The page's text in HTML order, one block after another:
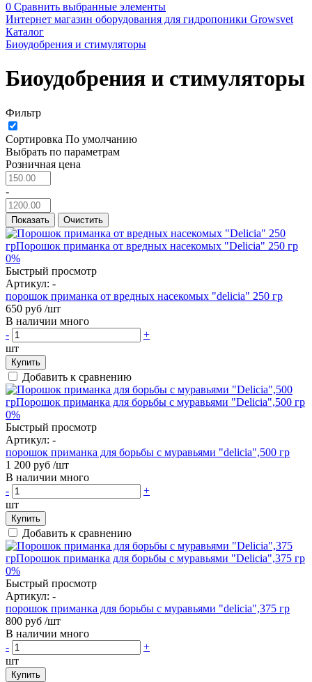
0 Сравнить выбранные элементы
Интернет магазин оборудования для гидропоники Growsvet
Каталог
Биоудобрения и стимуляторы
Биоудобрения и стимуляторы
Фильтр
Сортировка По умолчанию
Выбрать по параметрам
Розничная цена
-
Показать Очистить
0%
Быстрый просмотр
Артикул: -
порошок приманка от вредных насекомых "delicia" 250 гр
650 руб /шт
В наличии много
-
+
шт
Купить
Добавить к сравнению
0%
Быстрый просмотр
Артикул: -
порошок приманка для борьбы с муравьями "delicia",500 гр
1 200 руб /шт
В наличии много
-
+
шт
Купить
Добавить к сравнению
0%
Быстрый просмотр
Артикул: -
порошок приманка для борьбы с муравьями "delicia",375 гр
800 руб /шт
В наличии много
-
+
шт
Купить